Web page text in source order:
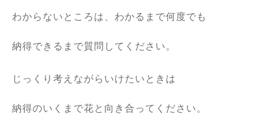
わからないところは、わかるまで何度でも
納得できるまで質問してください。
じっくり考えながらいけたいときは
納得のいくまで花と向き合ってください。